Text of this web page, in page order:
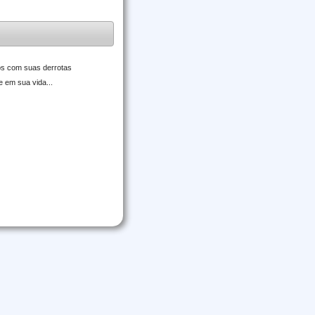
com suas derrotas
sua vida...